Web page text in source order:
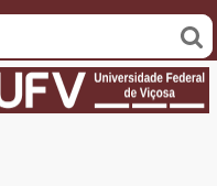
Legislação